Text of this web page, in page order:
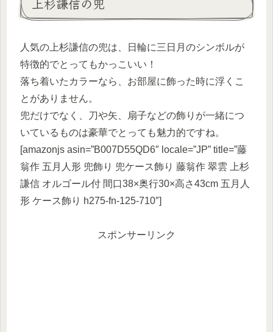
人気の上杉謙信の兜は、日輪に三日月のシンボルが
特徴的でとってもかっこいい！
落ち着いたカラーなら、お部屋に飾った時に浮くこ
とがありません。
兜だけでなく、刀や矢、扇子などの飾りが一緒につ
いているものは豪華でとっても魅力的ですね。
[amazonjs asin=”B007D55QD6″ locale=”JP” title=”藤
翁作 五月人形 兜飾り 兜ケース飾り 藤翁作 翠雲 上杉
謙信 オルゴール付 間口38×奥行30×高さ43cm 五月人
形 ケース飾り h275-fn-125-710″]
スポンサーリンク